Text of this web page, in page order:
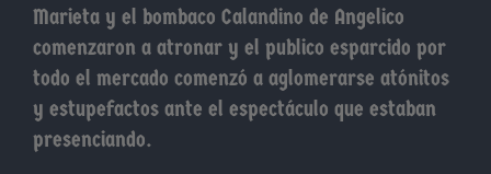
Marieta y el bombaco Calandino de Angelico
comenzaron a atronar y el publico esparcido por
todo el mercado comenzó a aglomerarse atónitos
y estupefactos ante el espectáculo que estaban
presenciando.